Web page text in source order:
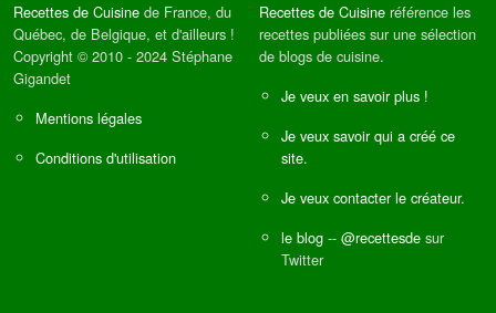
Recettes de Cuisine de France, du
Québec, de Belgique, et d'ailleurs !
Copyright © 2010 - 2024 Stéphane
Gigandet
Mentions légales
Conditions d'utilisation
Recettes de Cuisine référence les
recettes publiées sur une sélection
de blogs de cuisine.
Je veux en savoir plus !
Je veux savoir qui a créé ce
site.
Je veux contacter le créateur.
le blog -- @recettesde sur
Twitter